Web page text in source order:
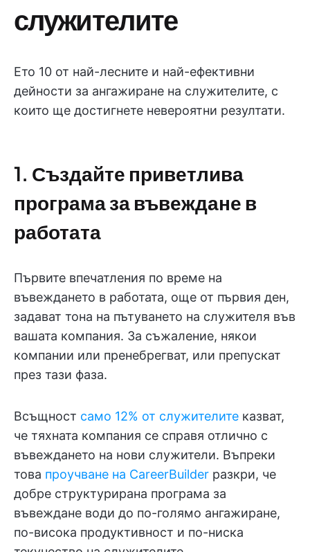
служителите
Ето 10 от най-лесните и най-ефективни
дейности за ангажиране на служителите, с
които ще достигнете невероятни резултати.
1. Създайте приветлива
програма за въвеждане в
работата
Първите впечатления по време на
въвеждането в работата, още от първия ден,
задават тона на пътуването на служителя във
вашата компания. За съжаление, някои
компании или пренебрегват, или препускат
през тази фаза.
Всъщност само 12% от служителите казват,
че тяхната компания се справя отлично с
въвеждането на нови служители. Въпреки
това проучване на CareerBuilder разкри, че
добре структурирана програма за
въвеждане води до по-голямо ангажиране,
по-висока продуктивност и по-ниска